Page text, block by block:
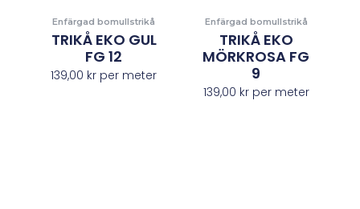
Enfärgad bomullstrikå
TRIKÅ EKO GUL
FG 12
139,00 kr per meter
Enfärgad bomullstrikå
TRIKÅ EKO
MÖRKROSA FG
9
139,00 krper meter